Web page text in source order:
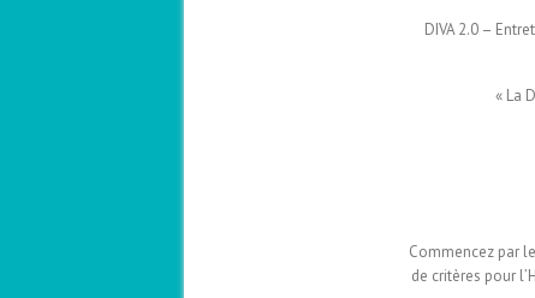
DIVA 2.0 –
« La
Commencez par
de critères pour